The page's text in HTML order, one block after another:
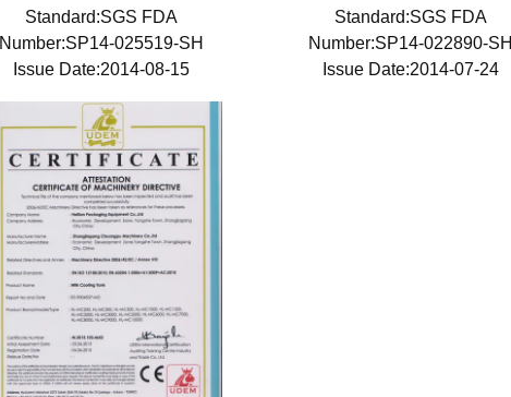
Standard:SGS FDA
Number:SP14-025519-SH
Issue Date:2014-08-15
Standard:SGS FDA
Number:SP14-022890-SH
Issue Date:2014-07-24